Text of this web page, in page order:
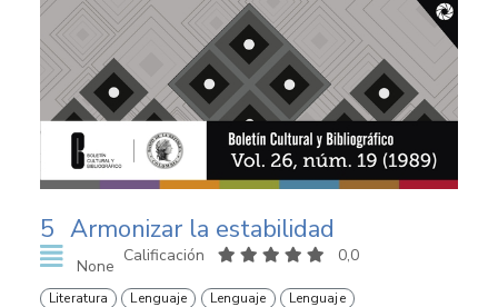
5 Armonizar la estabilidad
None
Calificación 0,0
Literatura Lenguaje Lenguaje Lenguaje